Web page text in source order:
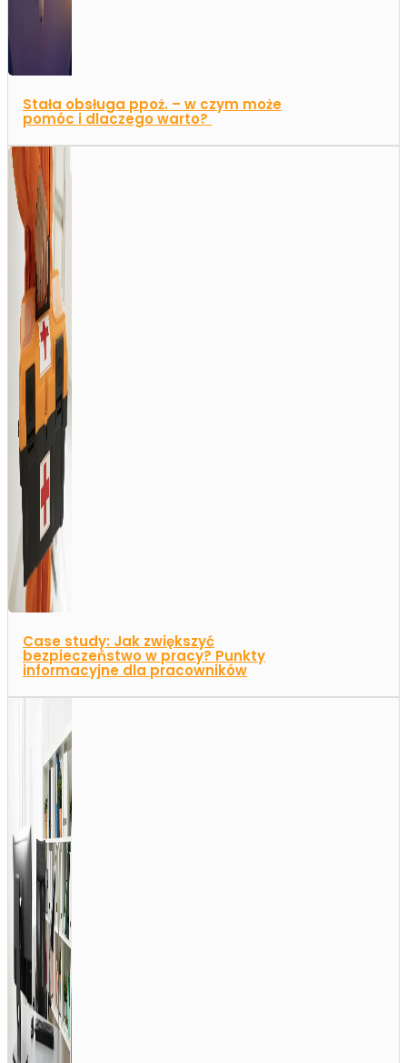
Stała obsługa ppoż. – w czym może
pomóc i dlaczego warto?
Case study: Jak zwiększyć
bezpieczeństwo w pracy? Punkty
informacyjne dla pracowników